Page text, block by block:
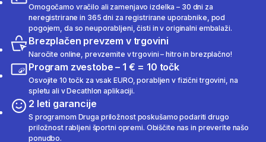
Omogočamo vračilo ali zamenjavo izdelka – 30 dni za
neregistrirane in 365 dni za registrirane uporabnike, pod
pogojem, da so neuporabljeni, čisti in v originalni embalaži.
Brezplačen prevzem v trgovini
Naročite online, prevzemite v trgovini – hitro in brezplačno!
Program zvestobe – 1 € = 10 točk
Osvojite 10 točk za vsak EURO, porabljen v fizični trgovini, na
spletu ali v Decathlon aplikaciji.
2 leti garancije
S programom Druga priložnost poskušamo podariti drugo
priložnost rabljeni športni opremi. Obiščite nas in preverite našo
ponudbo.